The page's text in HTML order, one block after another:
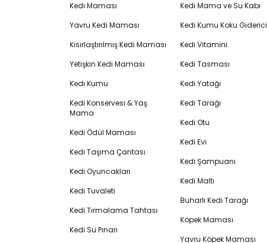
Kedi Maması
Yavru Kedi Maması
Kısırlaştırılmış Kedi Maması
Yetişkin Kedi Maması
Kedi Kumu
Kedi Konservesi & Yaş
Mama
Kedi Ödül Maması
Kedi Taşıma Çantası
Kedi Oyuncakları
Kedi Tuvaleti
Kedi Tırmalama Tahtası
Kedi Su Pınarı
Kedi Mama ve Su Kabı
Kedi Kumu Koku Giderici
Kedi Vitamini
Kedi Tasması
Kedi Yatağı
Kedi Tarağı
Kedi Otu
Kedi Evi
Kedi Şampuanı
Kedi Maltı
Buharlı Kedi Tarağı
Köpek Maması
Yavru Köpek Maması